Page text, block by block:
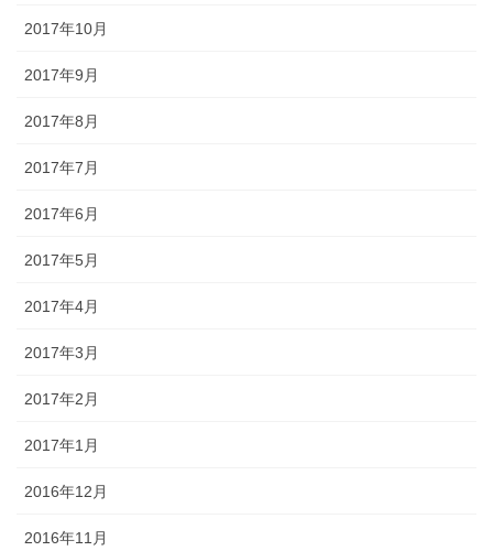
2017年10月
2017年9月
2017年8月
2017年7月
2017年6月
2017年5月
2017年4月
2017年3月
2017年2月
2017年1月
2016年12月
2016年11月